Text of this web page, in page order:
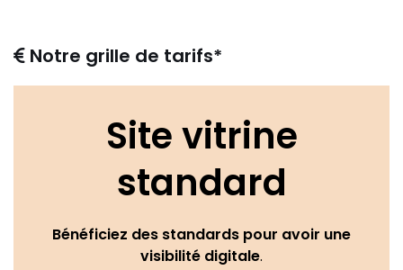
Notre grille de tarifs*
Site vitrine
standard
Bénéficiez des standards pour avoir une
visibilité digitale.